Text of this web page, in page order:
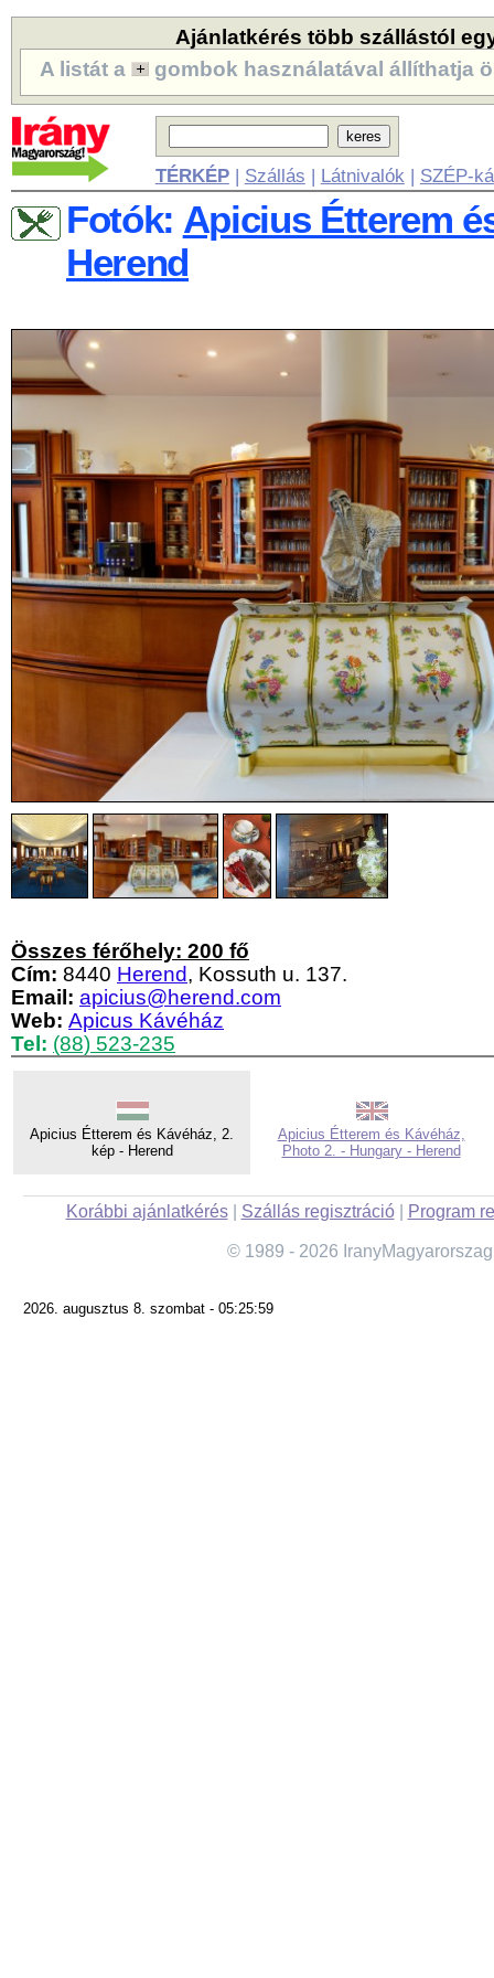
Ajánlatkérés több szállástól
A listát a
gombok használatával állíthatja
TÉRKÉP| Szállás | Látnivalók | SZÉP-
Fotók: Apicius Étterem
Herend
Összes férőhely: 200 fő
Cím: 8440 Herend, Kossuth u. 137.
Email: apicius@herend.com
Web: Apicus Kávéház
Tel: (88) 523-235
Apicius Étterem és Kávéház, 2.
kép - Herend
Apicius Étterem és Kávéház,
Photo 2. - Hungary - Herend
Korábbi ajánlatkérés| Szállás regisztráció| Program
© 1989 - 2026
2026. augusztus 8. szombat - 05:25:59